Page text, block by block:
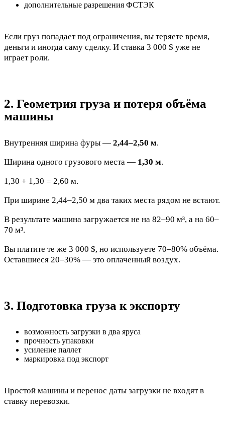
дополнительные разрешения ФСТЭК
Если груз попадает под ограничения, вы теряете время,
деньги и иногда саму сделку. И ставка 3 000 $ уже не
играет роли.
2. Геометрия груза и потеря объёма
машины
Внутренняя ширина фуры — 2,44–2,50 м.
Ширина одного грузового места — 1,30 м.
1,30 + 1,30 = 2,60 м.
При ширине 2,44–2,50 м два таких места рядом не встают.
В результате машина загружается не на 82–90 м³, а на 60–
70 м³.
Вы платите те же 3 000 $, но используете 70–80% объёма.
Оставшиеся 20–30% — это оплаченный воздух.
3. Подготовка груза к экспорту
возможность загрузки в два яруса
прочность упаковки
усиление паллет
маркировка под экспорт
Простой машины и перенос даты загрузки не входят в
ставку перевозки.